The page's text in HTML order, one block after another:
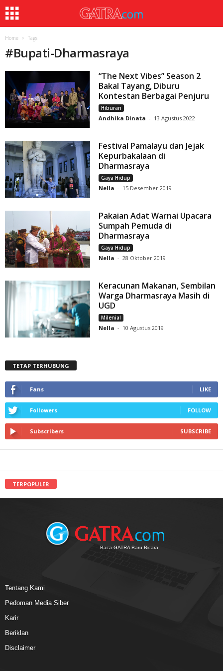
Home Tags
#Bupati-Dharmasraya
“The Next Vibes” Season 2
Bakal Tayang, Diburu
Kontestan Berbagai Penjuru
Hiburan
Andhika Dinata - 13 Agustus 2022
Festival Pamalayu dan Jejak
Kepurbakalaan di
Dharmasraya
Gaya Hidup
Nella - 15 Desember 2019
Pakaian Adat Warnai Upacara
Sumpah Pemuda di
Dharmasraya
Gaya Hidup
Nella - 28 Oktober 2019
Keracunan Makanan, Sembilan
Warga Dharmasraya Masih di
UGD
Milenial
Nella - 10 Agustus 2019
TETAP TERHUBUNG
Fans LIKE
Followers FOLLOW
Subscribers SUBSCRIBE
TERPOPULER
Baca GATRA Baru Bicara
Tentang Kami
Pedoman Media Siber
Karir
Beriklan
Disclaimer